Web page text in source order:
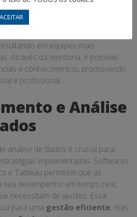
Programas de
para empresários
em equipes mais
Através da mentoria, é possível
e conhecimentos, promovendo
e profissional.
e Análise
análise de dados é crucial para
implementadas. Softwares
e Tableau permitem que as
desempenho em tempo real,
necessitam de ajustes. Essa
para uma gestão eficiente, mas
ACEITAR